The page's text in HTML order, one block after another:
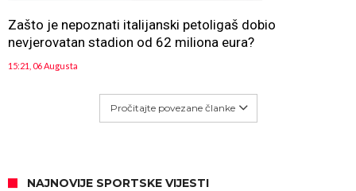
Zašto je nepoznati italijanski petoligaš dobio
nevjerovatan stadion od 62 miliona eura?
15:21, 06 Augusta
Pročitajte povezane članke
NAJNOVIJE SPORTSKE VIJESTI